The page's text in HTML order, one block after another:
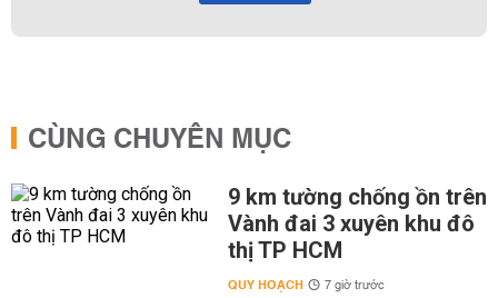
CÙNG CHUYÊN MỤC
9 km tường chống ồn trên
Vành đai 3 xuyên khu đô
thị TP HCM
QUY HOẠCH 7 giờ trước